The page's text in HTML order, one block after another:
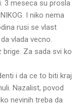
3 meseca su prosla
I niko nema
rusi se vlast
vlada vecno.
brige. Za sada svi ko
i da ce to biti kraj
Nazalist, povod
nevinih treba da